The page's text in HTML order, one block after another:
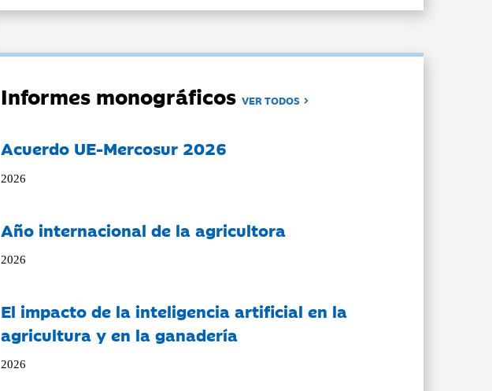
Informes monográficosVER TODOS
Acuerdo UE-Mercosur 2026
2026
Año internacional de la agricultora
2026
El impacto de la inteligencia artificial en la
agricultura y en la ganadería
2026